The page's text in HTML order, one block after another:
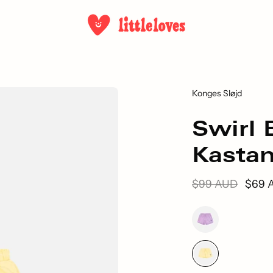
Konges Sløjd
Swirl
$69
$99 AUD